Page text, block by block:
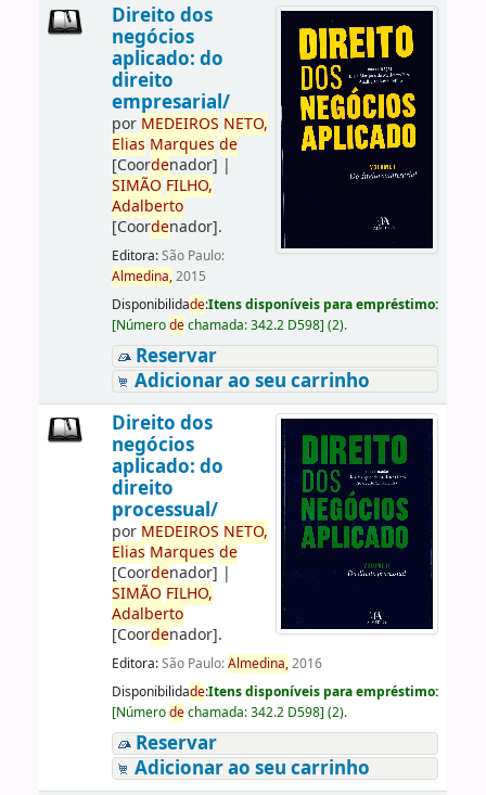
Direito dos
negócios
aplicado: do
direito
empresarial/
por MEDEIROS NETO,
Elias Marques de
[Coordenador] |
SIMÃO FILHO,
Adalberto
[Coordenador].
Editora:São Paulo:
Almedina,2015
Disponibilidade:Itens disponíveis para empréstimo:
[Númerodechamada:342.2 D598] (2).
Reservar
Adicionar ao seu carrinho
Direito dos
negócios
aplicado: do
direito
processual/
por MEDEIROS NETO,
Elias Marques de
[Coordenador] |
SIMÃO FILHO,
Adalberto
[Coordenador].
Editora:São Paulo:Almedina,2016
Disponibilidade:Itens disponíveis para empréstimo:
[Númerodechamada:342.2 D598] (2).
Reservar
Adicionar ao seu carrinho